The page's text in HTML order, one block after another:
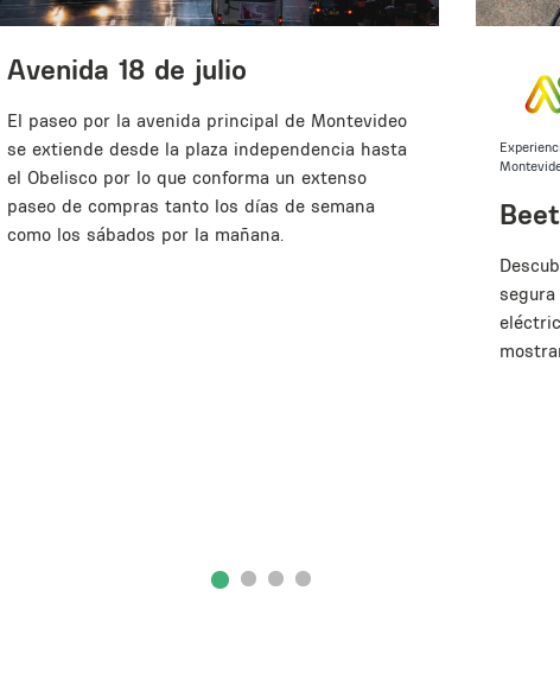
Avenida 18 de julio
El paseo por la avenida principal de Montevideo
se extiende desde la plaza independencia hasta
el Obelisco por lo que conforma un extenso
paseo de compras tanto los días de semana
como los sábados por la mañana.